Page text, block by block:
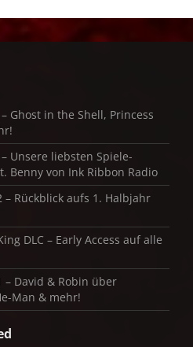
Ghost in the Shell, Princess
Unsere liebsten Spiele-
Benny von Ink Ribbon Radio
– Rückblick aufs 1. Halbjahr
DLC – Early Access auf alle
– David & Robin über
Man & mehr!